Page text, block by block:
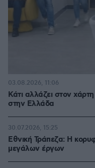
Κάτι αλλάζει στον
στην Ελλάδα
03.08.2026, 11:06
Εθνική Τράπεζα: Η
μεγάλων έργων
30.07.2026, 15:25